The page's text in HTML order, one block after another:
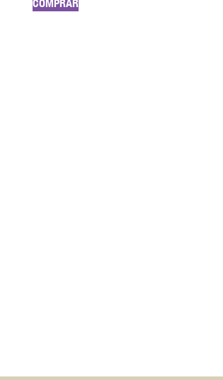
COMPRAR